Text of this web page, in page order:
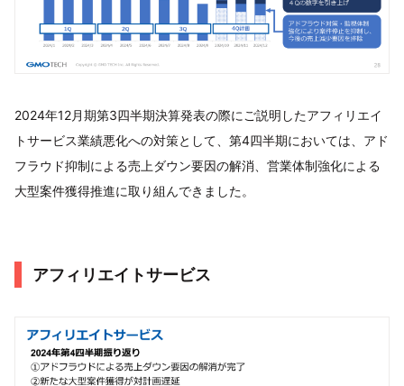
2024年12月期第3四半期決算発表の際にご説明したアフィリエイ
トサービス業績悪化への対策として、第4四半期においては、アド
フラウド抑制による売上ダウン要因の解消、営業体制強化による
大型案件獲得推進に取り組んできました。
アフィリエイトサービス